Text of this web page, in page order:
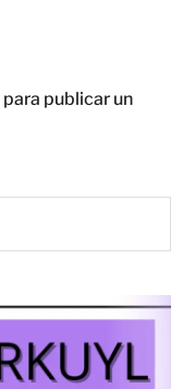
para publicar un